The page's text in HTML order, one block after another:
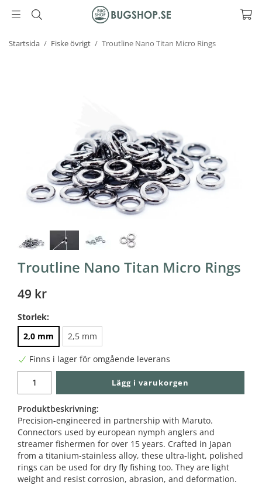
Startsida / Fiske övrigt / Troutline Nano Titan Micro Rings
Troutline Nano Titan Micro Rings
49 kr
Storlek:
2,0 mm
2,5 mm
Finns i lager för omgående leverans
Lägg i varukorgen
Produktbeskrivning:
Precision-engineered in partnership with Maruto.
Connectors used by european nymph anglers and
streamer fishermen for over 15 years. Crafted in Japan
from a titanium-stainless alloy, these ultra-light, polished
rings can be used for dry fly fishing too. They are light
weight and resist corrosion, abrasion, and deformation.